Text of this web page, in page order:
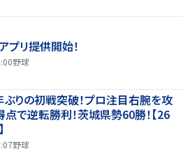
プリ提供開始！
野球
りの初戦突破！プロ注目右腕を攻
点で逆転勝利！茨城県勢60勝！【26
野球